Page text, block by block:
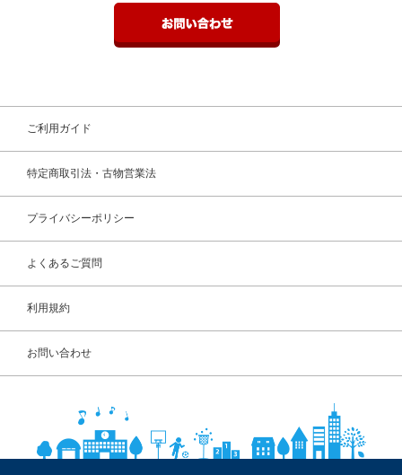
ご利用ガイド
特定商取引法・古物営業法
プライバシーポリシー
よくあるご質問
利用規約
お問い合わせ